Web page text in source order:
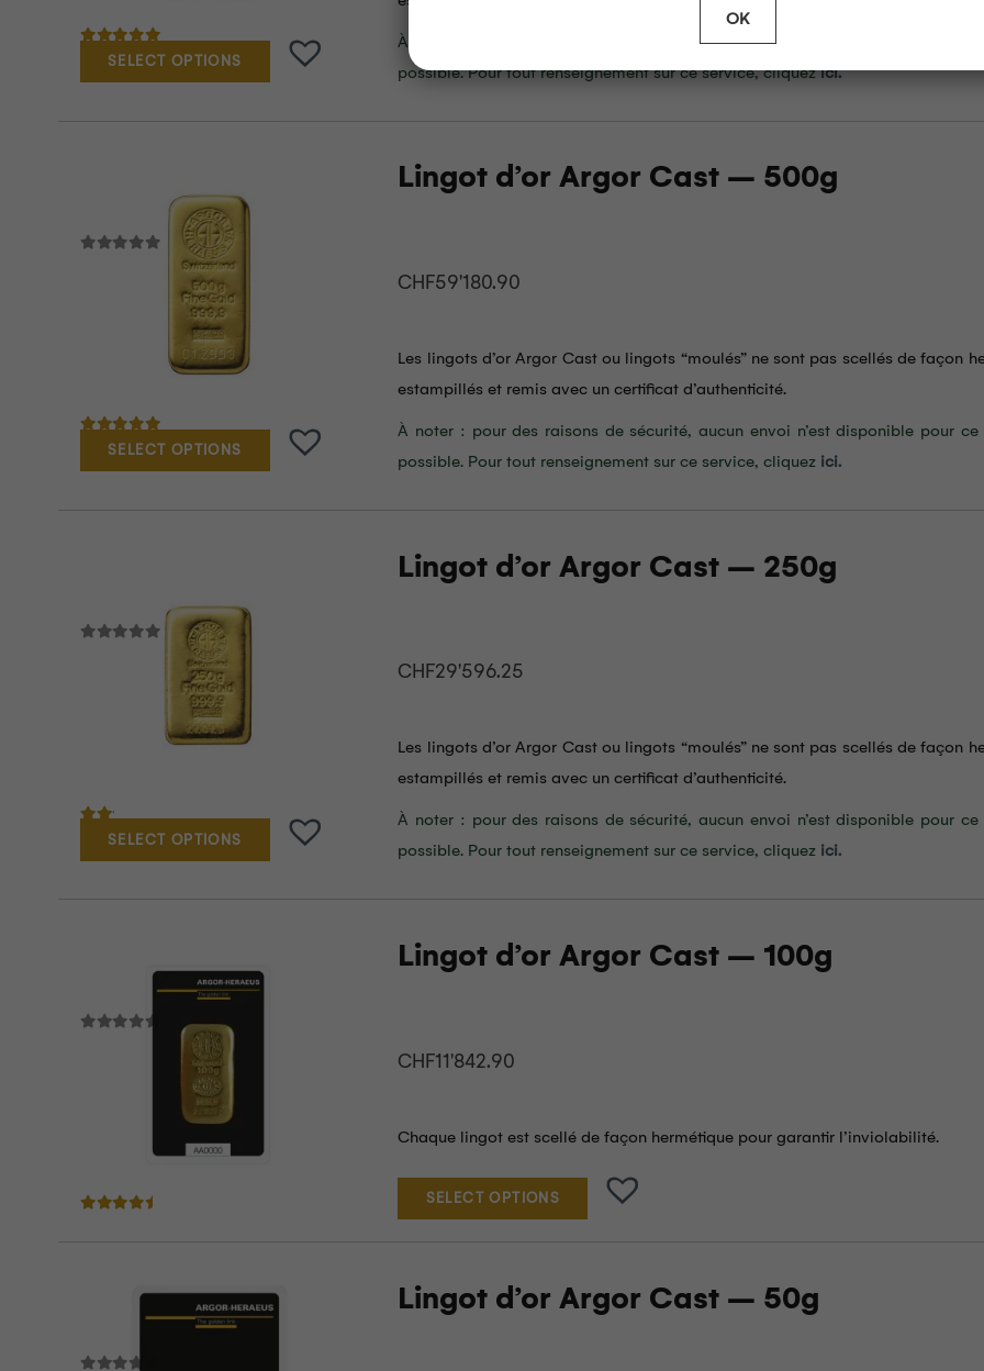
Note5.00sur 5
À noter : pour des raisons de sécurité, aucun envoi n’est disponible pour
possible. Pour tout renseignement sur ce service, cliquezici.
SELECT OPTIONS
Lingot d’or Argor Cast – 500g
Note5.00sur 5
CHF59'180.90
Les lingots d’or Argor Cast ou lingots “moulés” ne sont pas scellés de façon
estampillés et remis avec un certificat d’authenticité.
À noter : pour des raisons de sécurité, aucun envoi n’est disponible pour
possible. Pour tout renseignement sur ce service, cliquez ici.
SELECT OPTIONS
Lingot d’or Argor Cast – 250g
Note2.00sur 5
CHF29'596.25
Les lingots d’or Argor Cast ou lingots “moulés” ne sont pas scellés de façon
estampillés et remis avec un certificat d’authenticité.
À noter : pour des raisons de sécurité, aucun envoi n’est disponible pour
possible. Pour tout renseignement sur ce service, cliquez ici.
SELECT OPTIONS
Lingot d’or Argor Cast – 100g
CHF11'842.90
Chaque lingot est scellé de façon hermétique pour garantir l’inviolabilité.
SELECT OPTIONS
Lingot d’or Argor Cast – 50g
OK